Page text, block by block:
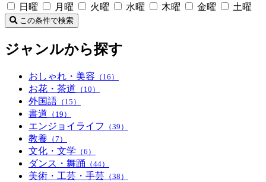
日曜
月曜 火曜 水曜 木曜 金曜 土曜
この条件で検索
ジャンルから探す
おしゃれ・美容 （16）
お花・茶道 （10）
外国語 （15）
書道 （19）
エンジョイライフ （39）
教養 （7）
文化・文学 （6）
ダンス・舞踊 （44）
美術・工芸・手芸 （38）